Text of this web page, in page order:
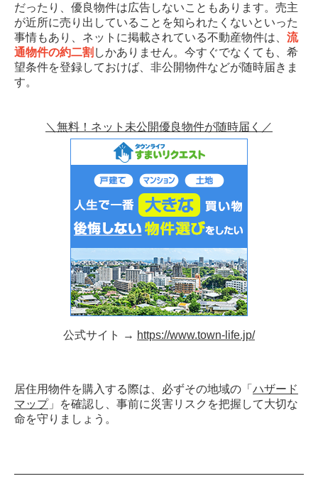
だったり、優良物件は広告しないこともあります。売主
が近所に売り出していることを知られたくないといった
事情もあり、ネットに掲載されている不動産物件は、 流
通物件の約二割 しかありません。今すぐでなくても、希
望条件を登録しておけば、非公開物件などが随時届きま
す。
＼無料！ネット未公開優良物件が随時届く／
公式サイト → https://www.town-life.jp/
居住用物件を購入する際は、必ずその地域の「 ハザード
マップ」を確認し、事前に災害リスクを把握して大切な
命を守りましょう。